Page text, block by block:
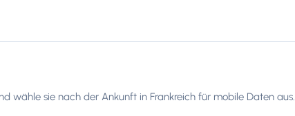
wähle sie nach der Ankunft in Frankreich für mobile Daten aus.